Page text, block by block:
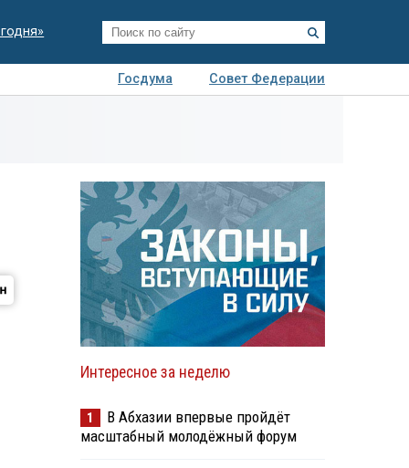
Госдума
Совет Федерации
Интересное за неделю
1
В Абхазии впервые пройдёт
масштабный молодёжный форум